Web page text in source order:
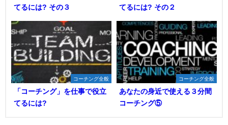
てるには? その３
てるには? その２
コーチング全般
「コーチング」を仕事で役立
てるには?
コーチング全般
あなたの身近で使える３分間
コーチング⑤